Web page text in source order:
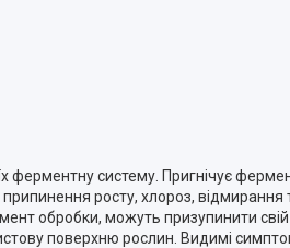
ферментну систему. Пригнічує
припинення росту, хлороз,
обробки, можуть призупинити свій
поверхню рослин. Видимі